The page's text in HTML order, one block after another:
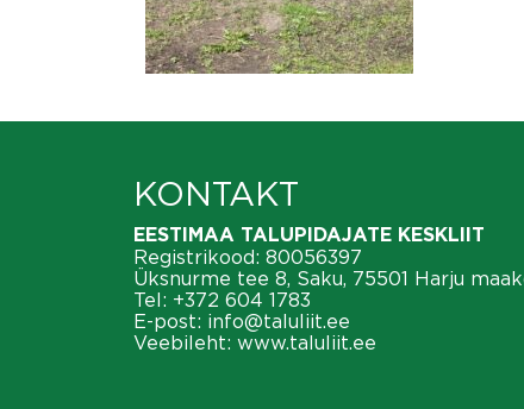
KONTAKT
EESTIMAA TALUPIDAJATE KESKLIIT
Registrikood: 80056397
Üksnurme tee 8, Saku, 75501 Harju
Tel: +372 604 1783
E-post: info@taluliit.ee
Veebileht: www.taluliit.ee